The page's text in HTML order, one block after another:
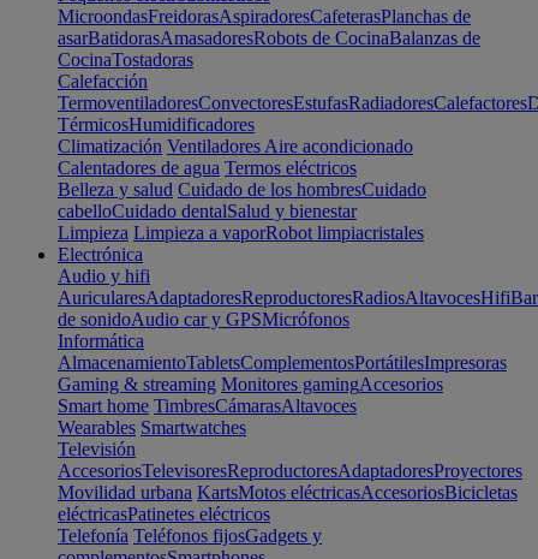
MicroondasFreidorasAspiradoresCafeterasPlanchas de
asarBatidorasAmasadoresRobots de CocinaBalanzas de
CocinaTostadoras
Calefacción
TermoventiladoresConvectoresEstufasRadiadoresCalefactores
TérmicosHumidificadores
Climatización Ventiladores Aire acondicionado
Calentadores de agua Termos eléctricos
Belleza y salud Cuidado de los hombresCuidado
cabelloCuidado dentalSalud y bienestar
Limpieza Limpieza a vaporRobot limpiacristales
Electrónica
Audio y hifi
AuricularesAdaptadoresReproductoresRadiosAltavocesHifi
de sonidoAudio car y GPSMicrófonos
Informática
AlmacenamientoTabletsComplementosPortátilesImpresoras
Gaming & streaming Monitores gamingAccesorios
Smart home TimbresCámarasAltavoces
Wearables Smartwatches
Televisión
AccesoriosTelevisoresReproductoresAdaptadoresProyectores
Movilidad urbana KartsMotos eléctricasAccesoriosBicicletas
eléctricasPatinetes eléctricos
Telefonía Teléfonos fijosGadgets y